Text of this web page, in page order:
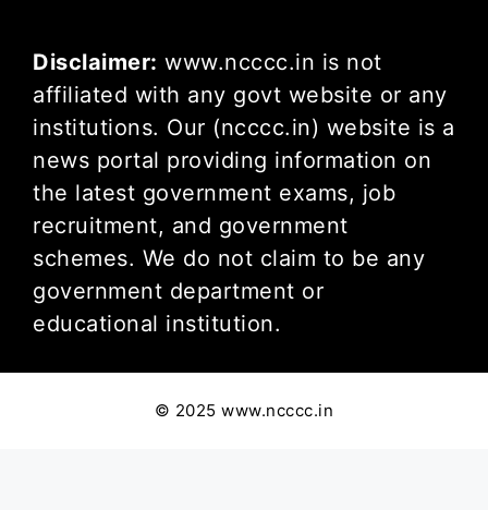
Disclaimer: www.ncccc.in is not
affiliated with any govt website or any
institutions. Our (ncccc.in) website is a
news portal providing information on
the latest government exams, job
recruitment, and government
schemes. We do not claim to be any
government department or
educational institution.
© 2025 www.ncccc.in